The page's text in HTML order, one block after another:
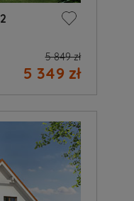
2
5 849 zł
5 349 zł